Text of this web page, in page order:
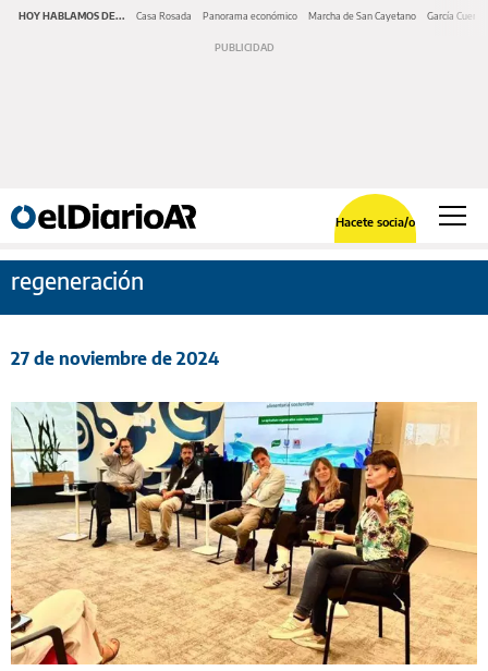
HOY HABLAMOS DE... Casa Rosada Panorama económico Marcha de San Cayetano García Cuerva
Hacete socia/o
regeneración
27 de noviembre de 2024